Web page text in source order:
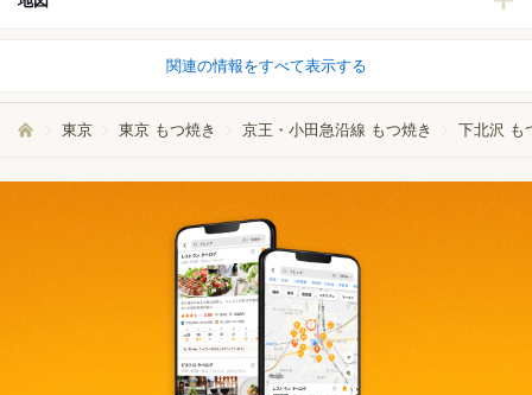
関連の情報をすべて表示する
東京 東京 もつ焼き 京王・小田急沿線 もつ焼き 下北沢 も